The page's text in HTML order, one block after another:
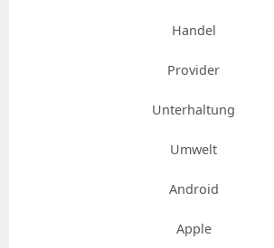
Handel
Provider
Unterhaltung
Umwelt
Android
Apple